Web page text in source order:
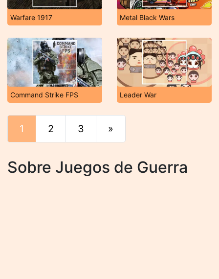
Warfare 1917 Metal Black Wars
Command Strike FPS Leader War
1 2 3 »
Sobre Juegos de Guerra